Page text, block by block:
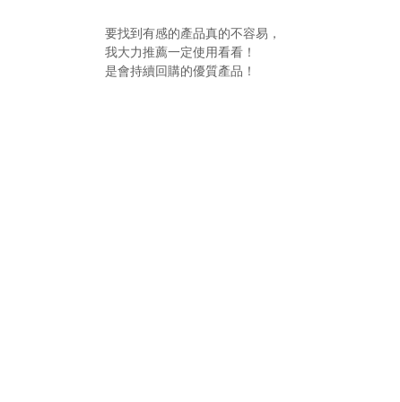
要找到有感的產品真的不容易，
我大力推薦一定使用看看！
是會持續回購的優質產品！